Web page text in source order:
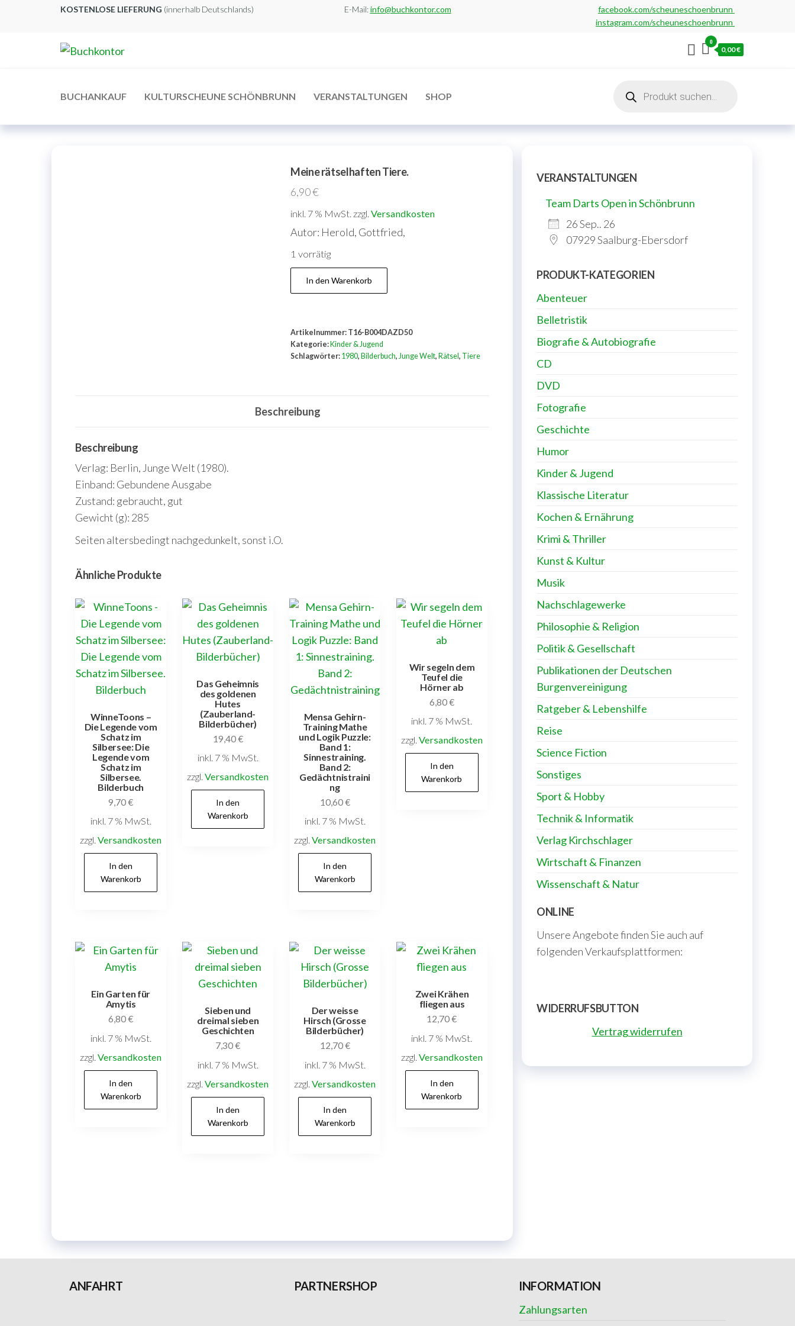
KOSTENLOSE LIEFERUNG (innerhalb Deutschlands) E-Mail:info@buchkontor.com
facebook.com/scheuneschoenbrunn
instagram.com/scheuneschoenbrunn
0
0,00 €
BUCHANKAUF KULTURSCHEUNE SCHÖNBRUNN VERANSTALTUNGEN SHOP
search
Meine rätselhaften Tiere.
6,90€
inkl. 7 % MwSt. zzgl. Versandkosten
Autor: Herold, Gottfried,
1 vorrätig
Meine
rätselhaften
In den Warenkorb
Artikelnummer: T16-B004DAZD50
Kategorie: Kinder & Jugend
Schlagwörter: 1980, Bilderbuch, Junge Welt, Rätsel , Tiere
Beschreibung
Beschreibung
Verlag: Berlin, Junge Welt (1980).
Einband: Gebundene Ausgabe
Zustand: gebraucht, gut
Gewicht (g): 285
Seiten altersbedingt nachgedunkelt, sonst i.O.
Ähnliche Produkte
WinneToons –
Die Legende vom
Schatz im
Silbersee: Die
Legende vom
Schatz im
Silbersee.
Bilderbuch
9,70€
inkl. 7 % MwSt.
zzgl.Versandkosten
In den
Warenkorb
Das Geheimnis
des goldenen
Hutes
(Zauberland-
Bilderbücher)
19,40€
inkl. 7 % MwSt.
zzgl.Versandkosten
In den
Warenkorb
Mensa Gehirn-
Training Mathe
und Logik Puzzle:
Band 1:
Sinnestraining.
Band 2:
Gedächtnistraini
ng
10,60€
inkl. 7 % MwSt.
zzgl.Versandkosten
In den
Warenkorb
Wir segeln dem
Teufel die
Hörner ab
6,80€
inkl. 7 % MwSt.
zzgl. Versandkosten
In den
Warenkorb
Ein Garten für
Amytis
6,80€
inkl. 7 % MwSt.
zzgl.Versandkosten
In den
Warenkorb
Sieben und
dreimal sieben
Geschichten
7,30€
inkl. 7 % MwSt.
zzgl.Versandkosten
In den
Warenkorb
Der weisse
Hirsch (Grosse
Bilderbücher)
12,70€
inkl. 7 % MwSt.
zzgl.Versandkosten
In den
Warenkorb
Zwei Krähen
fliegen aus
12,70€
inkl. 7 % MwSt.
zzgl. Versandkosten
In den
Warenkorb
VERANSTALTUNGEN
Team Darts Open in Schönbrunn
26 Sep.. 26
07929 Saalburg-Ebersdorf
PRODUKT-KATEGORIEN
Abenteuer
Belletristik
Biografie & Autobiografie
CD
DVD
Fotografie
Geschichte
Humor
Kinder & Jugend
Klassische Literatur
Kochen & Ernährung
Krimi & Thriller
Kunst & Kultur
Musik
Nachschlagewerke
Philosophie & Religion
Politik & Gesellschaft
Publikationen der Deutschen
Burgenvereinigung
Ratgeber & Lebenshilfe
Reise
Science Fiction
Sonstiges
Sport & Hobby
Technik & Informatik
Verlag Kirchschlager
Wirtschaft & Finanzen
Wissenschaft & Natur
ONLINE
Unsere Angebote finden Sie auch auf
folgenden Verkaufsplattformen:
WIDERRUFSBUTTON
Vertrag widerrufen
ANFAHRT PARTNERSHOP INFORMATION
Zahlungsarten